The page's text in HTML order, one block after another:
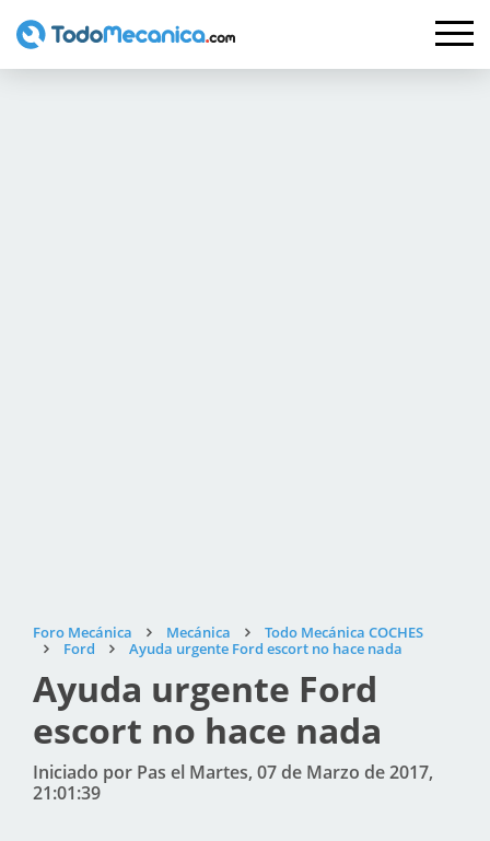
Foro Mecánica Mecánica
Todo Mecánica COCHES
Ford
Ayuda urgente Ford escort no hace nada
Ayuda urgente Ford
escort no hace nada
Iniciado por Pas el Martes, 07 de Marzo de 2017,
21:01:39